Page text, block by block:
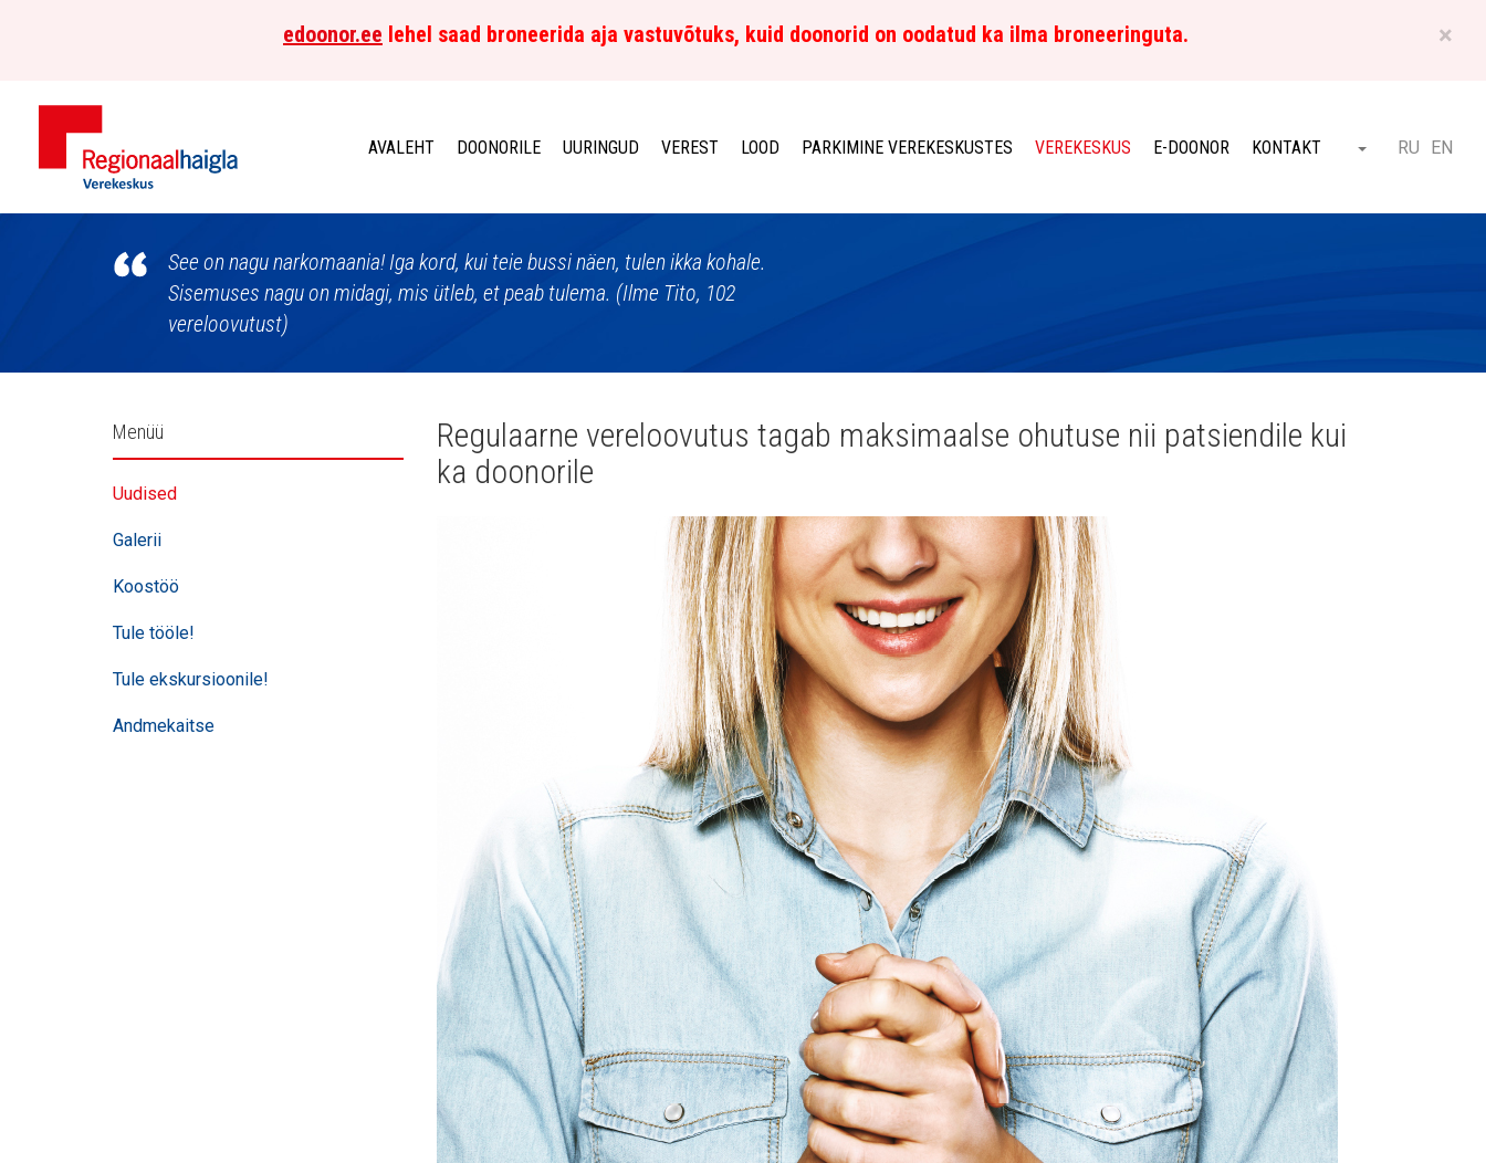
×
edoonor.ee lehel saad broneerida aja vastuvõtuks, kuid doonorid on oodatud ka ilma broneeringuta.
Põhja-
Regionaalhaigla
Verekeskus
AVALEHT DOONORILE UURINGUD VEREST LOOD PARKIMINE VEREKESKUSTES VEREKESKUS E-DOONOR KONTAKT Otsi ET
RU EN
See on nagu narkomaania! Iga kord, kui teie bussi näen, tulen ikka kohale.
Sisemuses nagu on midagi, mis ütleb, et peab tulema. (Ilme Tito, 102
vereloovutust)
Külgpaani
navigatsioon
Menüü
Uudised
Galerii
Koostöö
Tule tööle!
Tule ekskursioonile!
Andmekaitse
Regulaarne vereloovutus tagab maksimaalse ohutuse nii patsiendile kui
ka doonorile